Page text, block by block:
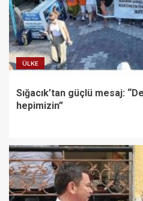
ÜLKE
Sığacık’tan güçlü mesaj:
hepimizin”